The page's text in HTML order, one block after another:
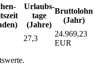
Urlaubs­
tage
(Jahre)
Bruttolohn
(Jahr)
27,3
24.969,23
EUR